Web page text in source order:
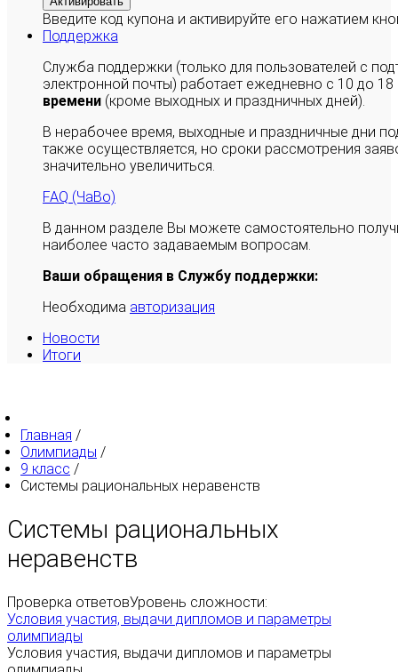
Введите код купона и активируйте его нажатием
Поддержка
Служба поддержки (только для пользователей с
электронной почты) работает ежедневно с 10 до
времени (кроме выходных и праздничных дней).
В нерабочее время, выходные и праздничные дни
также осуществляется, но сроки рассмотрения
значительно увеличиться.
FAQ (ЧаВо)
В данном разделе Вы можете самостоятельно
наиболее часто задаваемым вопросам.
Ваши обращения в Службу поддержки:
Необходима авторизация
Новости
Итоги
Главная /
Олимпиады /
9 класс /
Системы рациональных неравенств
Системы рациональных
неравенств
Проверка ответовУровень сложности:
Условия участия, выдачи дипломов и параметры
олимпиады
Условия участия, выдачи дипломов и параметры